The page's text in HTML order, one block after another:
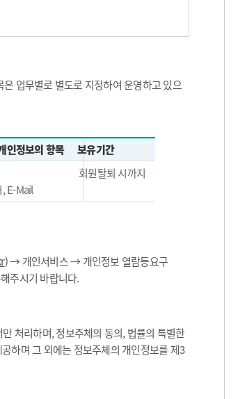
업무별로 별도로 지정하여 운영하고 있으
인정보의 항목
보유기간
E-Mail
회원탈퇴 시까지
) → 개인서비스 → 개인정보 열람등요구
주시기 바랍니다.
처리하며, 정보주체의 동의, 법률의 특별한
하며 그 외에는 정보주체의 개인정보를 제3